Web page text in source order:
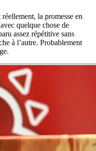
la promesse en
quelque chose de
assez répétitive sans
à l’autre. Probablement